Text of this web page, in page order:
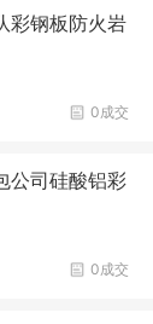
彩钢板防火岩
0成交
公司硅酸铝彩
0成交